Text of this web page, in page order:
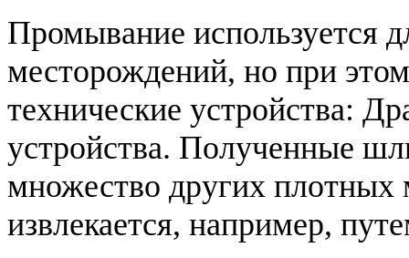
Промывание используется
месторождений, но при
технические устройства:
устройства. Полученные
множество других плотных
извлекается, например,